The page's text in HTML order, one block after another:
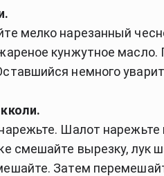
мелко нарезанный
кунжутное масло.
немного
Шалот
смешайте вырезку, лук
Затем